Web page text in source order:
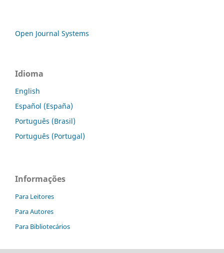
Open Journal Systems
Idioma
English
Español (España)
Português (Brasil)
Português (Portugal)
Informações
Para Leitores
Para Autores
Para Bibliotecários